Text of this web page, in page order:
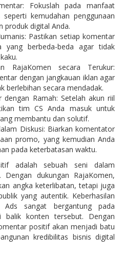
Fokuslah pada manfaat
kemudahan penggunaan
produk digital Anda.
Pastikan setiap komentar
yang berbeda-beda agar tidak
RajaKomen secara Terukur:
dengan jangkauan iklan agar
berlebihan secara mendadak.
dengan Ramah: Setelah akun riil
tim CS Anda masuk untuk
membantu dan solutif.
Diskusi: Biarkan komentator
promo, yang kemudian Anda
pada keterbatasan waktu.
adalah sebuah seni dalam
dukungan RajaKomen,
angka keterlibatan, tetapi juga
yang autentik. Keberhasilan
Ads sangat bergantung pada
balik konten tersebut. Dengan
positif akan menjadi batu
kredibilitas bisnis digital